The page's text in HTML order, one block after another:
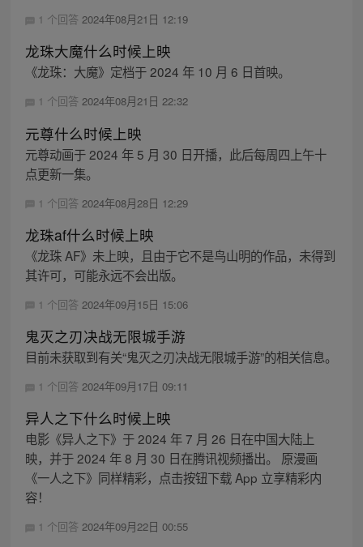
1 个回答 2024年08月21日 12:19
龙珠大魔什么时候上映
《龙珠：大魔》定档于 2024 年 10 月 6 日首映。
1 个回答 2024年08月21日 22:32
元尊什么时候上映
元尊动画于 2024 年 5 月 30 日开播，此后每周四上午十
点更新一集。
1 个回答 2024年08月28日 12:29
龙珠af什么时候上映
《龙珠 AF》未上映，且由于它不是鸟山明的作品，未得到
其许可，可能永远不会出版。
1 个回答 2024年09月15日 15:06
鬼灭之刃决战无限城手游
目前未获取到有关“鬼灭之刃决战无限城手游”的相关信息。
1 个回答 2024年09月17日 09:11
异人之下什么时候上映
电影《异人之下》于 2024 年 7 月 26 日在中国大陆上
映，并于 2024 年 8 月 30 日在腾讯视频播出。 原漫画
《一人之下》同样精彩，点击按钮下载 App 立享精彩内
容！
1 个回答 2024年09月22日 00:55